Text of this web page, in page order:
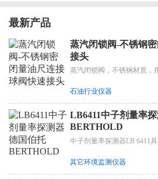
最新产品
蒸汽闭锁阀-不锈钢
接头
蒸汽闭锁阀，不锈钢材质，
石油行业仪器
LB6411中子剂量率
BERTHOLD
中子剂量率探测器LB 6411
其它环境监测仪器